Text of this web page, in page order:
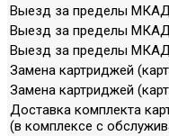
Выезд за пределы
Выезд за пределы
Выезд за пределы
Замена картриджей
Замена картриджей
Доставка комплекта
(в комплексе с